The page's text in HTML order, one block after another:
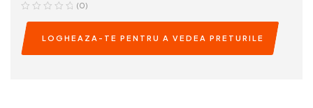
(0)
LOGHEAZA-TE PENTRU A VEDEA PRETURILE